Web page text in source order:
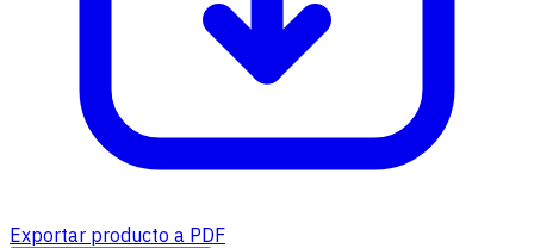
Exportar producto a PDF